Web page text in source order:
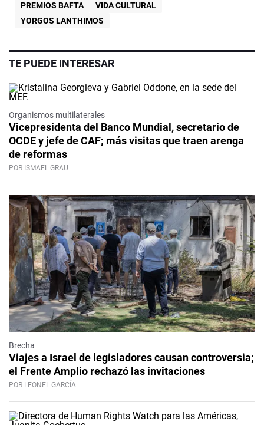
PREMIOS BAFTA
VIDA CULTURAL
YORGOS LANTHIMOS
TE PUEDE INTERESAR
Organismos multilaterales
Vicepresidenta del Banco Mundial, secretario de
OCDE y jefe de CAF; más visitas que traen arenga
de reformas
POR ISMAEL GRAU
Brecha
Viajes a Israel de legisladores causan controversia;
el Frente Amplio rechazó las invitaciones
POR LEONEL GARCÍA